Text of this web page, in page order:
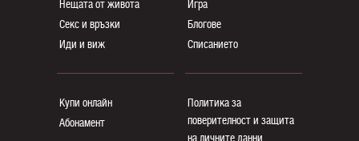
Нещата от живота
Секс и връзки
Иди и виж
Игра
Блогoве
Списанието
Купи онлайн
Абонамент
Политика за
поверителност и защита
на личните данни